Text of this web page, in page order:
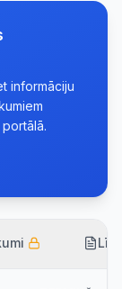
informāciju